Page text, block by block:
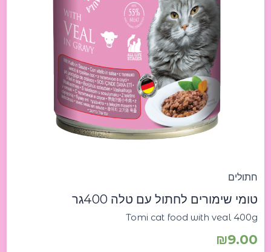
חתולים
טומי שימורים לחתול עם טלה 400גר
Tomi cat food with veal 400g
₪9.00